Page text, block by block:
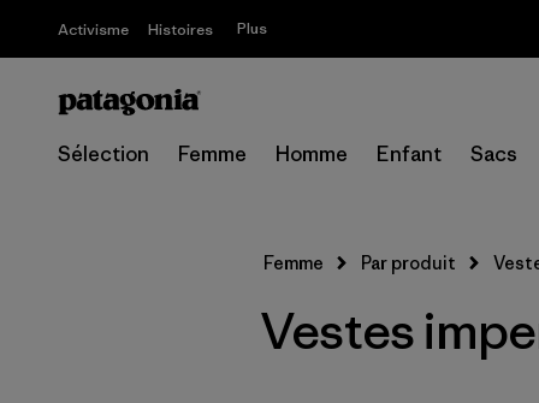
Activisme Histoires Plus
Sélection Femme Homme Enfant Sacs
Femme Par produit
Vestes